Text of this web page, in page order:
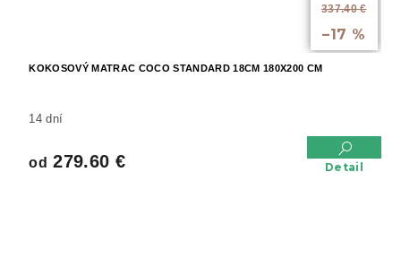
337.40 €
–17 %
KOKOSOVÝ MATRAC COCO STANDARD 18CM 180X200 CM
14 dní
od 279.60 € Detail